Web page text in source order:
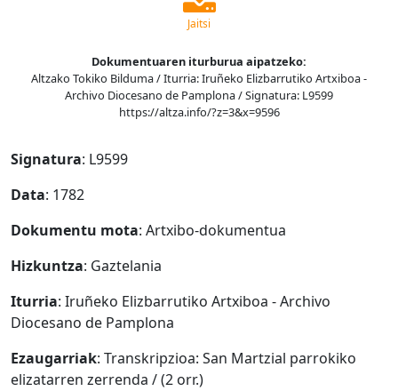
Jaitsi
Dokumentuaren iturburua aipatzeko:
Altzako Tokiko Bilduma / Iturria: Iruñeko Elizbarrutiko Artxiboa -
Archivo Diocesano de Pamplona / Signatura: L9599
https://altza.info/?z=3&x=9596
Signatura: L9599
Data: 1782
Dokumentu mota: Artxibo-dokumentua
Hizkuntza: Gaztelania
Iturria: Iruñeko Elizbarrutiko Artxiboa - Archivo
Diocesano de Pamplona
Ezaugarriak: Transkripzioa: San Martzial parrokiko
elizatarren zerrenda / (2 orr.)